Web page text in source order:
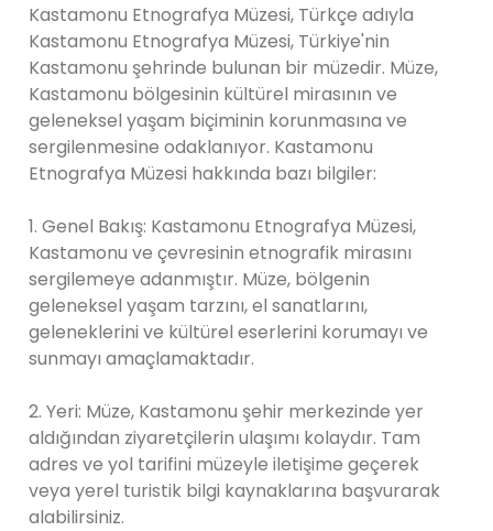
Kastamonu Etnografya Müzesi, Türkçe adıyla
Kastamonu Etnografya Müzesi, Türkiye'nin
Kastamonu şehrinde bulunan bir müzedir. Müze,
Kastamonu bölgesinin kültürel mirasının ve
geleneksel yaşam biçiminin korunmasına ve
sergilenmesine odaklanıyor. Kastamonu
Etnografya Müzesi hakkında bazı bilgiler:
1. Genel Bakış: Kastamonu Etnografya Müzesi,
Kastamonu ve çevresinin etnografik mirasını
sergilemeye adanmıştır. Müze, bölgenin
geleneksel yaşam tarzını, el sanatlarını,
geleneklerini ve kültürel eserlerini korumayı ve
sunmayı amaçlamaktadır.
2. Yeri: Müze, Kastamonu şehir merkezinde yer
aldığından ziyaretçilerin ulaşımı kolaydır. Tam
adres ve yol tarifini müzeyle iletişime geçerek
veya yerel turistik bilgi kaynaklarına başvurarak
alabilirsiniz.